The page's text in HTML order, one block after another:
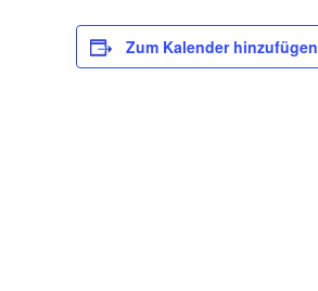
Zum Kalender hinzufügen